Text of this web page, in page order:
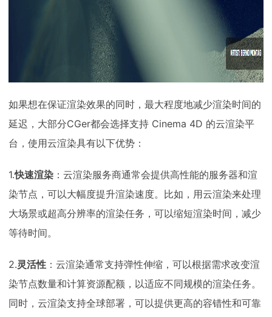
如果想在保证渲染效果的同时，最大程度地减少渲染时间的
延迟，大部分CGer都会选择支持 Cinema 4D 的云渲染平
台，使用云渲染具有以下优势：
1.快速渲染 ：云渲染服务商通常会提供高性能的服务器和渲
染节点，可以大幅度提升渲染速度。比如，用云渲染来处理
大场景或超高分辨率的渲染任务，可以缩短渲染时间，减少
等待时间。
2.灵活性 ：云渲染通常支持弹性伸缩，可以根据需求改变渲
染节点数量和计算资源配额，以适应不同规模的渲染任务。
同时，云渲染支持全球部署，可以提供更高的容错性和可靠